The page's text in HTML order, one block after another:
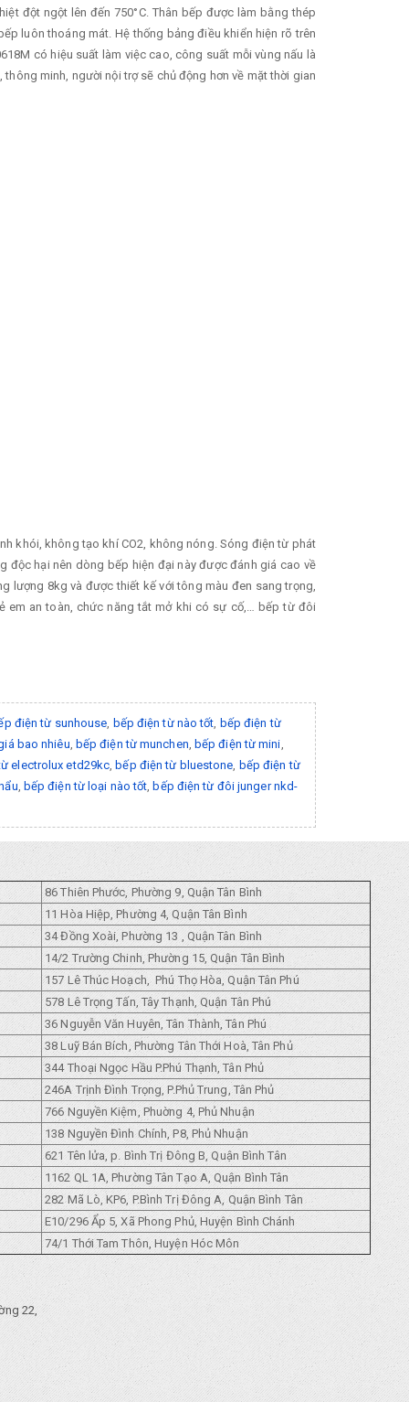
đột ngột lên đến 750°C. Thân bếp được làm bằng thép
luôn thoáng mát. Hệ thống bảng điều khiển hiện rõ trên
có hiệu suất làm việc cao, công suất mỗi vùng nấu là
minh, người nội trợ sẽ chủ động hơn về mặt thời gian
khói, không tạo khí CO2, không nóng. Sóng điện từ phát
độc hại nên dòng bếp hiện đại này được đánh giá cao về
lượng 8kg và được thiết kế với tông màu đen sang trọng,
em an toàn, chức năng tắt mở khi có sự cố,… bếp từ đôi
điện từ sunhouse bếp điện từ nào tốt bếp điện từ
bao nhiêu bếp điện từ munchen bếp điện từ mini
electrolux etd29kc ,bếp điện từ bluestone bếp điện từ
bếp điện từ loại nào tốt ,bếp điện từ đôi junger nkd-
86 Thiên Phước, Phường 9, Quận Tân Bình
11 Hòa Hiệp, Phường 4, Quận Tân Bình
34 Đồng Xoài, Phường 13 , Quận Tân Bình
14/2 Trường Chinh, Phường 15, Quận Tân Bình
157 Lê Thúc Hoạch, Phú Thọ Hòa, Quận Tân Phú
578 Lê Trọng Tấn, Tây Thạnh, Quận Tân Phú
36 Nguyễn Văn Huyên, Tân Thành, Tân Phú
38 Luỹ Bán Bích, Phường Tân Thới Hoà, Tân Phủ
344 Thoại Ngọc Hầu P.Phú Thạnh, Tân Phủ
246A Trịnh Đình Trọng, P.Phủ Trung, Tân Phủ
766 Nguyền Kiệm, Phuờng 4, Phủ Nhuận
138 Nguyền Đình Chính, P8, Phủ Nhuận
621 Tên lửa, p. Bình Trị Đông B, Quận Bình Tân
1162 QL 1A, Phường Tân Tạo A, Quận Bình Tân
282 Mã Lò, KP6, P.Bình Trị Đông A, Quận Bình Tân
E10/296 Ẩp 5, Xã Phong Phủ, Huyện Bình Chánh
74/1 Thới Tam Thôn, Huyện Hóc Môn
22,